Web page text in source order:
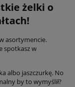
żelki o
asortymencie.
spotkasz w
albo jaszczurkę. No
by to wymyślił?